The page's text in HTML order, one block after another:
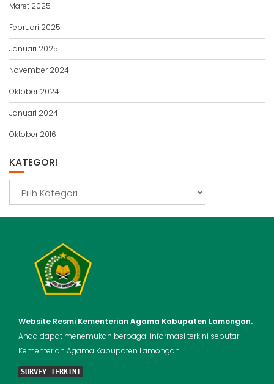
Maret 2025
Februari 2025
Januari 2025
November 2024
Oktober 2024
Januari 2024
Oktober 2016
KATEGORI
Website Resmi Kementerian Agama Kabupaten Lamongan.
Anda dapat menemukan berbagai informasi terkini seputar
Kementerian Agama Kabupaten Lamongan
SURVEY TERKINI